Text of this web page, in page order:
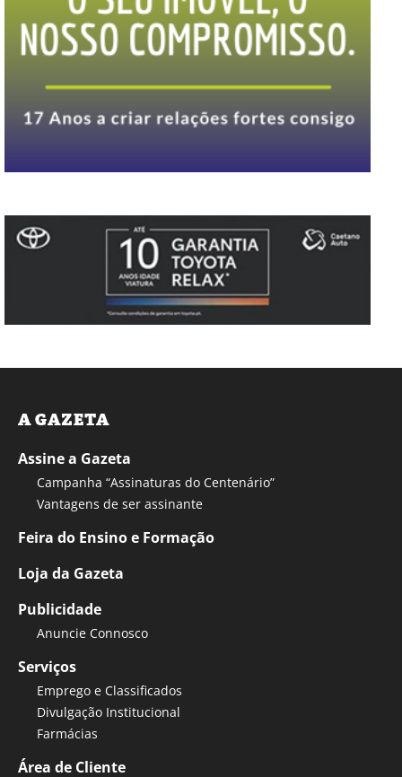
A GAZETA
Assine a Gazeta
Campanha “Assinaturas do Centenário”
Vantagens de ser assinante
Feira do Ensino e Formação
Loja da Gazeta
Publicidade
Anuncie Connosco
Serviços
Emprego e Classificados
Divulgação Institucional
Farmácias
Área de Cliente